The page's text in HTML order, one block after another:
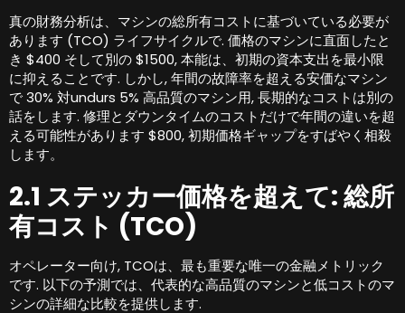
真の財務分析は、マシンの総所有コストに基づいている必要が
あります (TCO) ライフサイクルで. 価格のマシンに直面したと
き $400 そして別の $1500, 本能は、初期の資本支出を最小限
に抑えることです. しかし, 年間の故障率を超える安価なマシン
で 30% 対undurs 5% 高品質のマシン用, 長期的なコストは別の
話をします. 修理とダウンタイムのコストだけで年間の違いを超
える可能性があります $800, 初期価格ギャップをすばやく相殺
します。
2.1 ステッカー価格を超えて: 総所
有コスト (TCO)
オペレーター向け, TCOは、最も重要な唯一の金融メトリック
です. 以下の予測では、代表的な高品質のマシンと低コストのマ
シンの詳細な比較を提供します.